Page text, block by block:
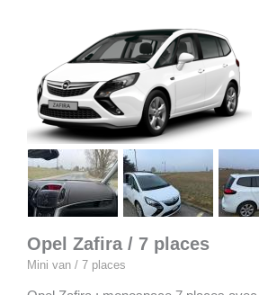
Opel Zafira / 7 places
Mini van / 7 places